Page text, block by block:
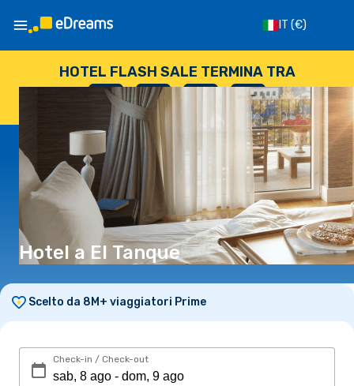
IT (€)
HOTEL FLASH SALE TERMINA TRA
--
GIORNI
: --
ORE
: --
SECONDI
Hotel a El Tanque
Scelto da 8M+ viaggiatori Prime
Check-in / Check-out